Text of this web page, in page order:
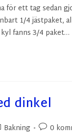
för ett tag sedan
1/4 jästpaket,
fanns 3/4 paket…
dinkel
Bakning 0